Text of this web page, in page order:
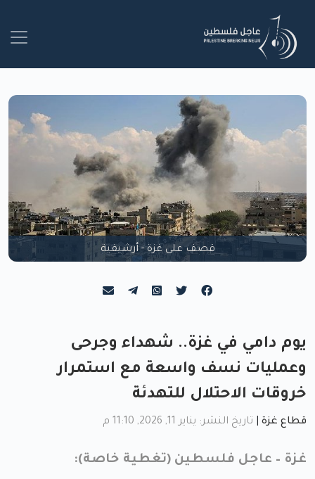
قصف على غزة - أرشيفية
يوم دامي في غزة.. شهداء وجرحى
وعمليات نسف واسعة مع استمرار
خروقات الاحتلال للتهدئة
قطاع غزة تاريخ النشر: يناير 11, 2026, 11:10 م
غزة – عاجل فلسطين (تغطية خاصة):